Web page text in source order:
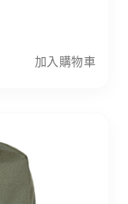
加入購物車